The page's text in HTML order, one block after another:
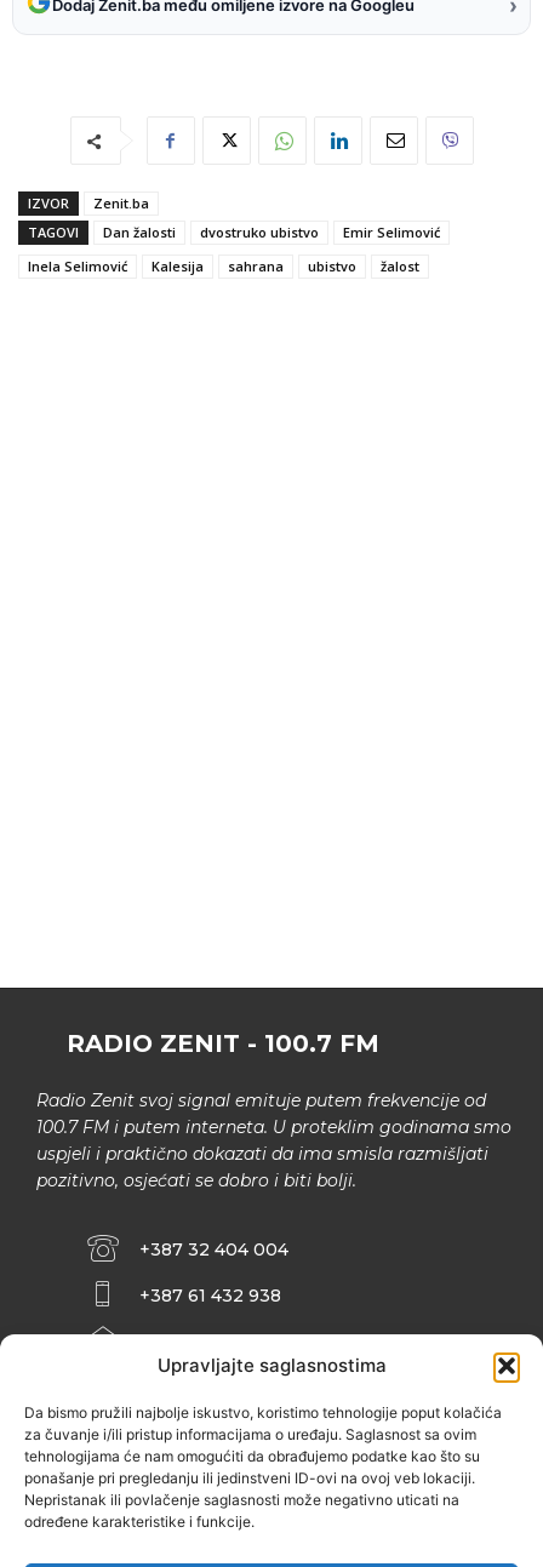
Upravljajte saglasnostima
Da bismo pružili najbolje iskustvo, koristimo tehnologije poput kolačića
za čuvanje i/ili pristup informacijama o uređaju. Saglasnost sa ovim
tehnologijama će nam omogućiti da obrađujemo podatke kao što su
ponašanje pri pregledanju ili jedinstveni ID-ovi na ovoj veb lokaciji.
Nepristanak ili povlačenje saglasnosti može negativno uticati na
određene karakteristike i funkcije.
Dodaj Zenit.ba među omiljene izvore na Googleu ›
IZVOR
Zenit.ba
TAGOVI
Dan žalosti dvostruko ubistvo
Emir Selimović
Inela Selimović
Kalesija sahrana ubistvo žalost
RADIO ZENIT - 100.7 FM
Radio Zenit svoj signal emituje putem frekvencije od
100.7 FM i putem interneta. U proteklim godinama smo
uspjeli i praktično dokazati da ima smisla razmišljati
pozitivno, osjećati se dobro i biti bolji.
+387 32 404 004
+387 61 432 938
INFO@ZENIT.BA
ZENIČANKA, 3. SPRAT), 72000 ZENICA